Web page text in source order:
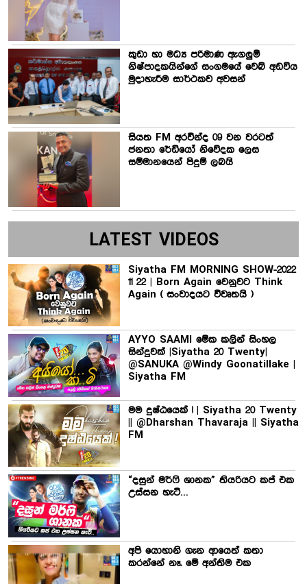
කුඩා හා මධ්‍ය පරිමාණ ඇගලුම්
නිෂ්පාදකයින්ගේ සංගමයේ වෙබ් අඩවිය
මුදාහැරීම සාර්ථකව අවසන්
සියත FM අරවින්ද 09 වන වරටත්
ජනතා රේඩියෝ නිවේදක ලෙස
සම්මානයෙන් පිදුම් ලබයි
LATEST VIDEOS
Siyatha FM MORNING SHOW-2022
11 22 | Born Again වෙනුවට Think
Again ( සංවාදයට විවෘතයි )
AYYO SAAMI මේක කලින් සිංහල
සින්දුවක් |Siyatha 20 Twenty|
@SANUKA @Windy Goonatillake |
Siyatha FM
මම දුෂ්ඨයෙක් ! | Siyatha 20 Twenty
|| @Dharshan Thavaraja || Siyatha
FM
“දසුන් මර්ෆි ශානක” තියරියට කප් එක
උස්සන හැටි…
අපි යොහානි ගැන ආයෙත් කතා
කරන්නේ නෑ. මේ අන්තිම එක